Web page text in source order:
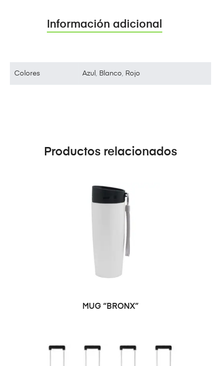
Información adicional
Colores Azul , Blanco, Rojo
Productos relacionados
SELECCIONAR OPCIONES
MUG “BRONX”